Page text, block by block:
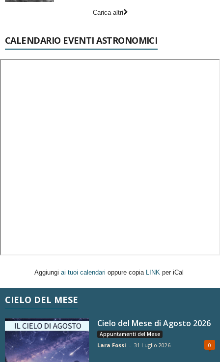
Carica altri
CALENDARIO EVENTI ASTRONOMICI
Aggiungi ai tuoi calendari oppure copia LINK per iCal
CIELO DEL MESE
Cielo del Mese di Agosto 2026
Appuntamenti del Mese
Lara Fossi - 31 Luglio 2026 0